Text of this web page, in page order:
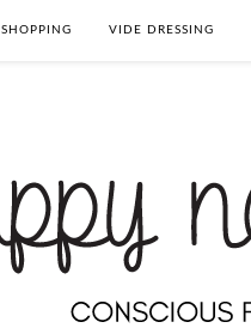
SHOPPING VIDE DRESSING